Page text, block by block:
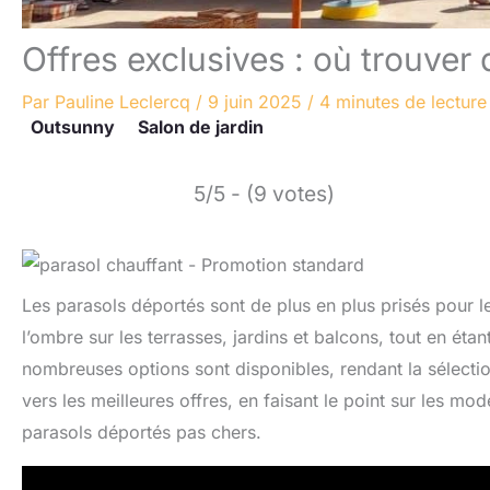
Offres exclusives : où trouver
Par Pauline Leclercq / 9 juin 2025 / 4 minutes de lecture
Outsunny
Salon de jardin
5/5 - (9 votes)
Les parasols déportés sont de plus en plus prisés pour
l’ombre sur les terrasses, jardins et balcons, tout en
nombreuses options sont disponibles, rendant la
vers les meilleures offres, en faisant le point sur les
parasols déportés pas chers.